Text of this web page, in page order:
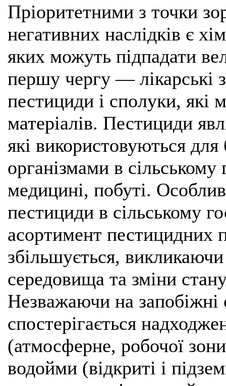
Пріоритетними з точки
негативних наслідків є
яких можуть підпадати
першу чергу — лікарські
пестициди і сполуки, які
матеріалів. Пестициди
які використовуються
організмами в сільському
медицині, побуті.
пестициди в сільському
асортимент пестицидних
збільшується,
середовища та зміни
Незважаючи на запобіжні
спостерігається
(атмосферне, робочої
водойми (відкриті і